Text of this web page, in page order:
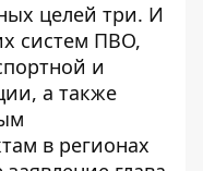
целей три. И
систем ПВО,
и
а также
в регионах